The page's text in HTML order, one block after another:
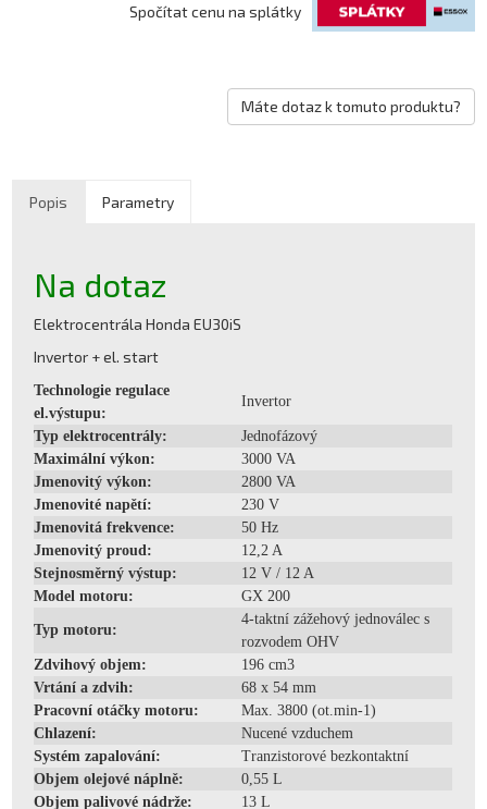
Spočítat cenu na splátky
Máte dotaz k tomuto produktu?
Popis Parametry
Na dotaz
Elektrocentrála Honda EU30iS
Invertor + el. start
Technologie regulace
el.výstupu:
Invertor
Typ elektrocentrály:
Jednofázový
Maximální výkon:
3000 VA
Jmenovitý výkon:
2800 VA
Jmenovité napětí:
230 V
Jmenovitá frekvence:
50 Hz
Jmenovitý proud:
12,2 A
Stejnosměrný výstup:
12 V / 12 A
Model motoru:
GX 200
Typ motoru:
4-taktní zážehový jednoválec s
rozvodem OHV
Zdvihový objem:
196 cm3
Vrtání a zdvih:
68 x 54 mm
Pracovní otáčky motoru:
Max. 3800 (ot.min-1)
Chlazení:
Nucené vzduchem
Systém zapalování:
Tranzistorové bezkontaktní
Objem olejové náplně:
0,55 L
Objem palivové nádrže:
13 L